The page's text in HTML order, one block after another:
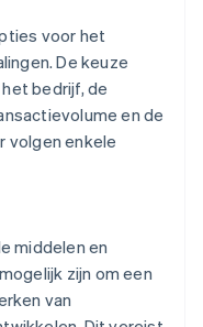
voor het
De keuze
bedrijf, de
en de
volgen enkele
middelen en
zijn om een
van